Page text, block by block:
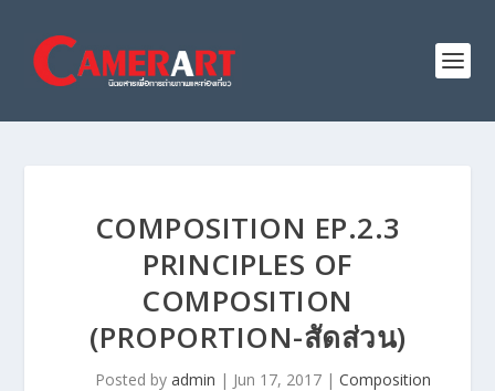
COMPOSITION EP.2.3
PRINCIPLES OF
COMPOSITION
(PROPORTION-สัดส่วน)
Posted by admin | Jun 17, 2017 | Composition